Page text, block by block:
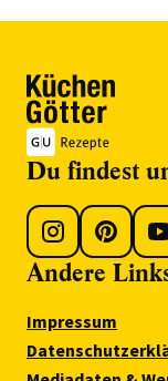
Du findest
Andere
Impressum